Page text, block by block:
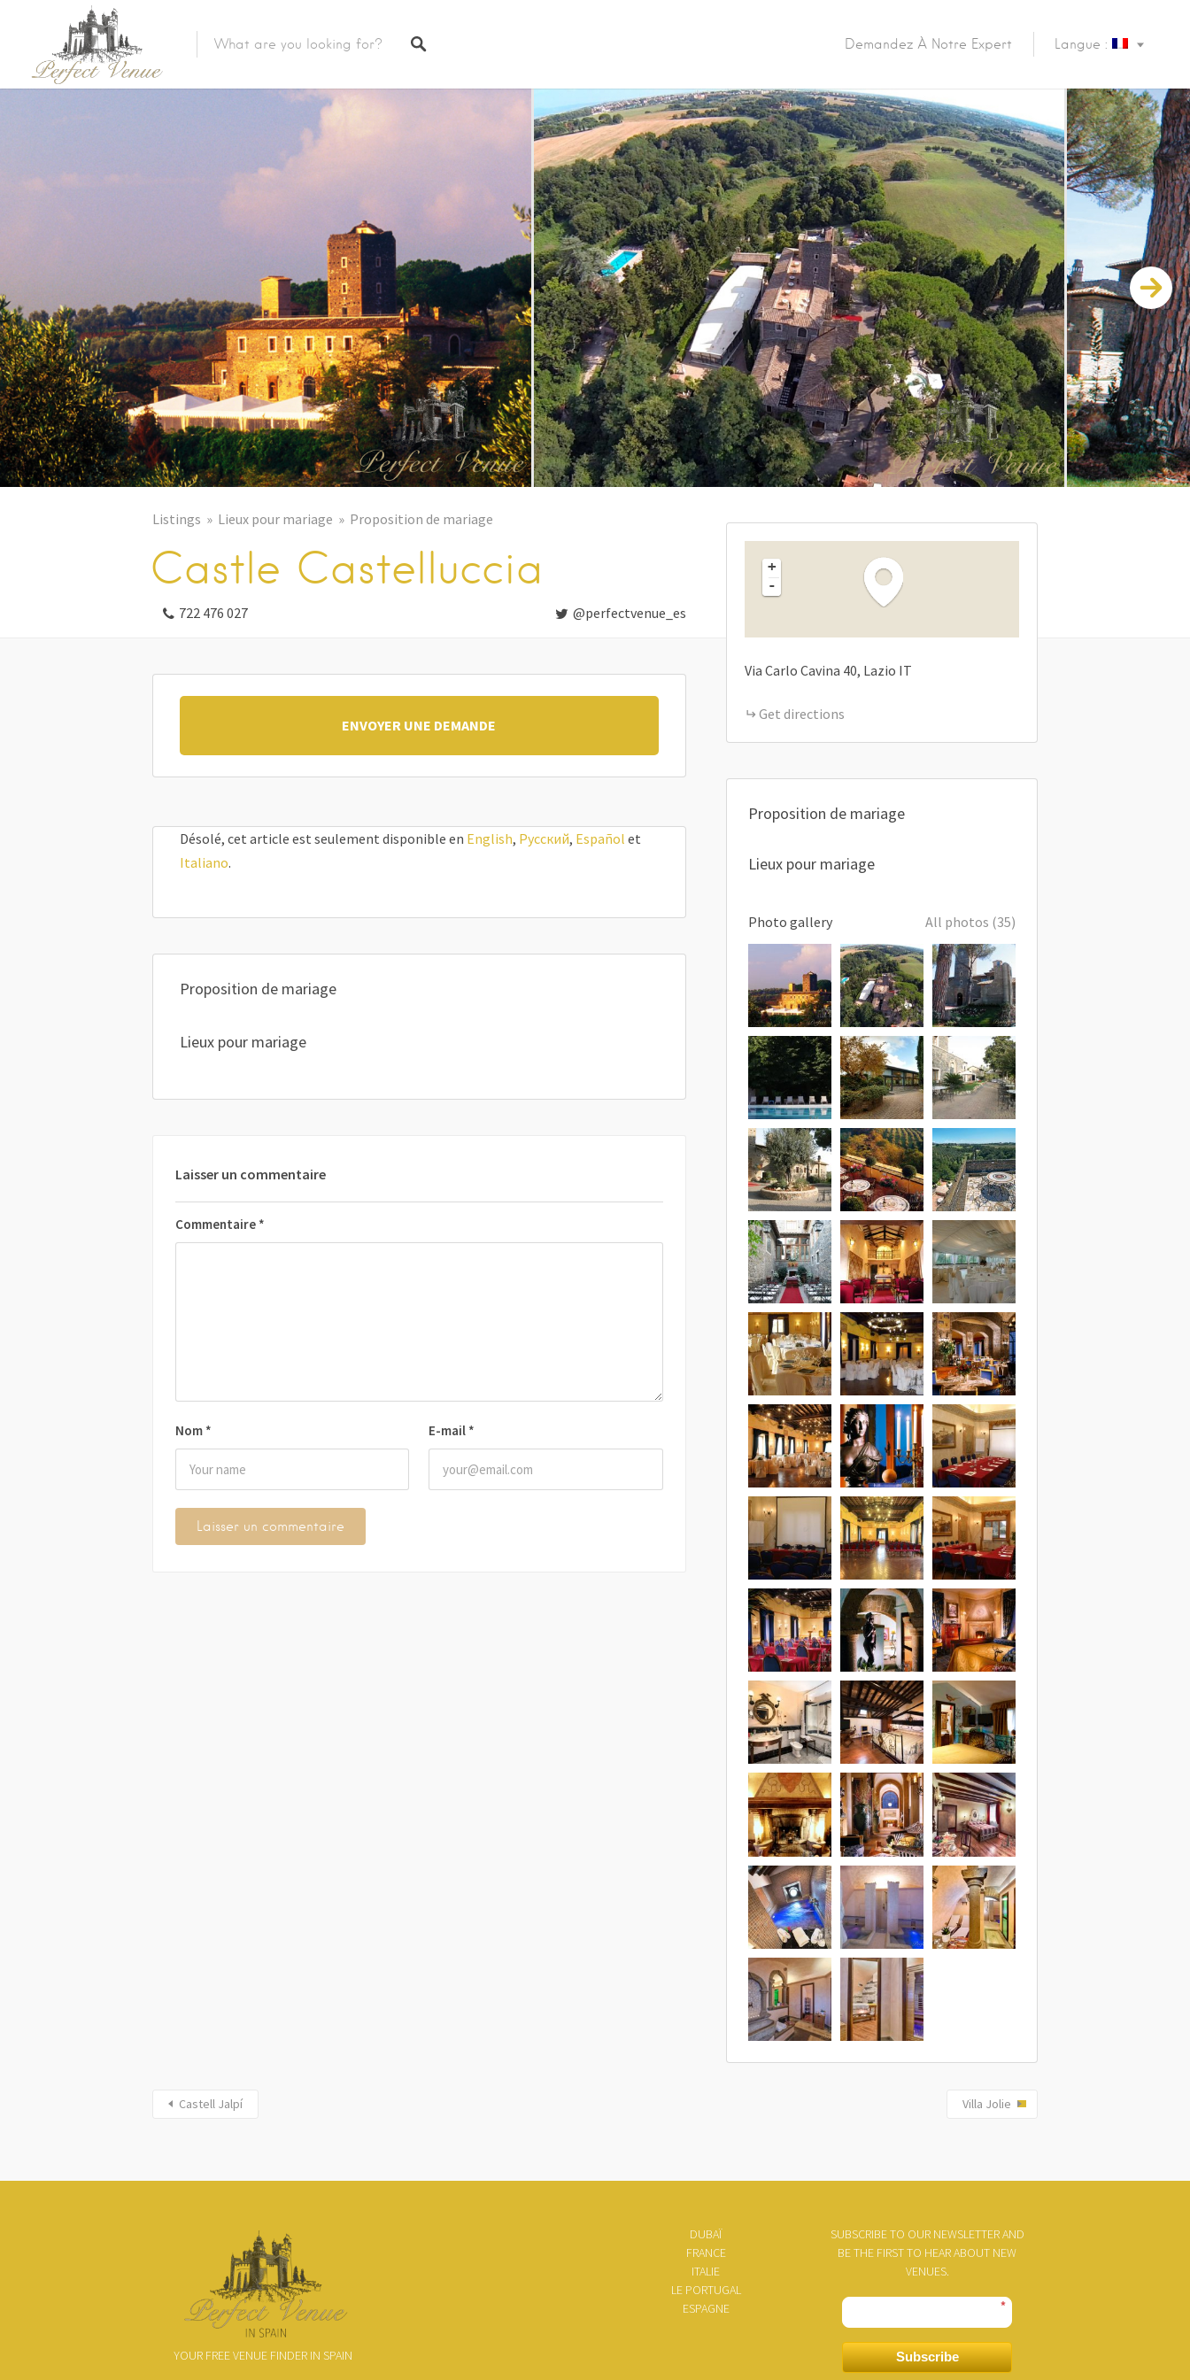
Demandez À Notre Expert Langue :
Listings Lieux pour mariage Proposition de mariage
Castle Castelluccia
722 476 027 @perfectvenue_es
ENVOYER UNE DEMANDE
Désolé, cet article est seulement disponible en English, Русский, Español et
Italiano.
Proposition de mariage
Lieux pour mariage
Laisser un commentaire
Commentaire *
Nom * E-mail *
+
-
Via Carlo Cavina 40 Lazio IT
Get directions
Proposition de mariage
Lieux pour mariage
Photo gallery All photos (35)
Castell Jalpí Villa Jolie
YOUR FREE VENUE FINDER IN SPAIN
DUBAÏ
FRANCE
ITALIE
LE PORTUGAL
ESPAGNE
SUBSCRIBE TO OUR NEWSLETTER AND
BE THE FIRST TO HEAR ABOUT NEW
VENUES.
*
Subscribe